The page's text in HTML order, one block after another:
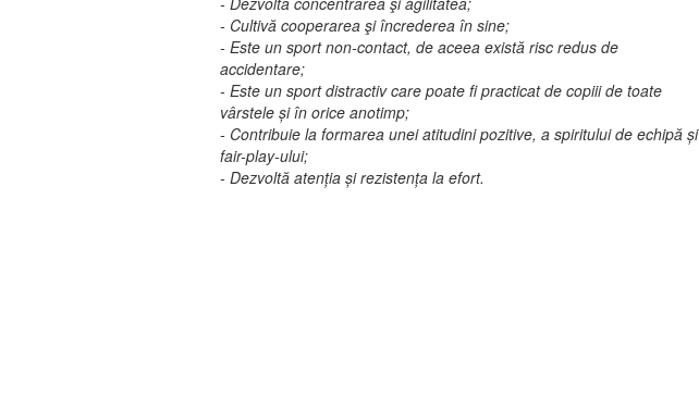
- Cultivă cooperarea şi încrederea în sine;
- Este un sport non-contact, de aceea există risc redus de
accidentare;
- Este un sport distractiv care poate fi practicat de copiii de toate
vârstele și în orice anotimp;
- Contribuie la formarea unei atitudini pozitive, a spiritului de echipă și
fair-play-ului;
- Dezvoltă atenția și rezistența la efort.